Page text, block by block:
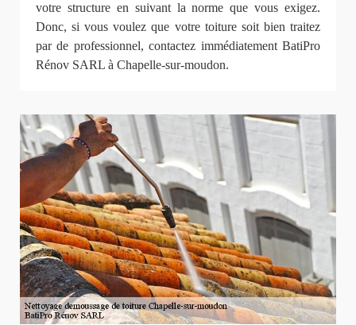
votre structure en suivant la norme que vous exigez.
Donc, si vous voulez que votre toiture soit bien traitez
par de professionnel, contactez immédiatement BatiPro
Rénov SARL à Chapelle-sur-moudon.